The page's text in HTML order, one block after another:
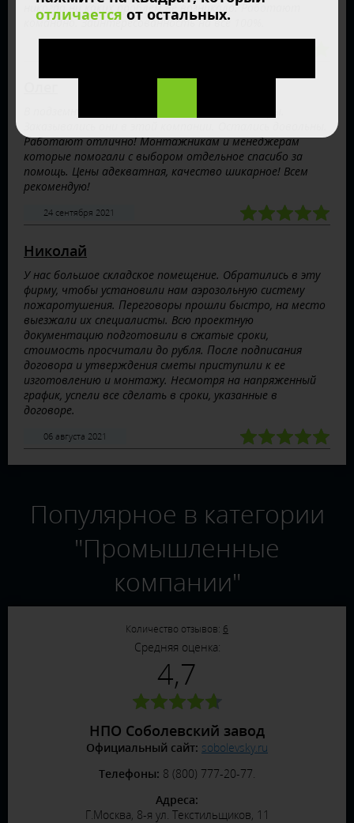
никогда ни каких проблем не возникало. Работают
командно. Заинтересованность на все 100%.
Работают отлично! Монтажникам и менеджерам
которые помогали с выбором отдельное спасибо за
помощь. Цены адекватная, качество шикарное! Всем
рекомендую!
24 сентября 2021
Николай
У нас большое складское помещение. Обратились в эту
фирму, чтобы установили нам аэрозольную систему
пожаротушения. Переговоры прошли быстро, на место
выезжали их специалисты. Всю проектную
документацию подготовили в сжатые сроки,
стоимость просчитали до рубля. После подписания
договора и утверждения сметы приступили к ее
изготовлению и монтажу. Несмотря на напряженный
график, успели все сделать в сроки, указанные в
договоре.
06 августа 2021
Популярное в категории
"Промышленные
компании"
Количество отзывов: 6
Средняя оценка:
4,7
НПО Соболевский завод
Официальный сайт: sobolevsky.ru
Телефоны: 8 (800) 777-20-77.
Адреса:
Г.Москва, 8-я ул. Текстильщиков, 11
отличается от остальных.